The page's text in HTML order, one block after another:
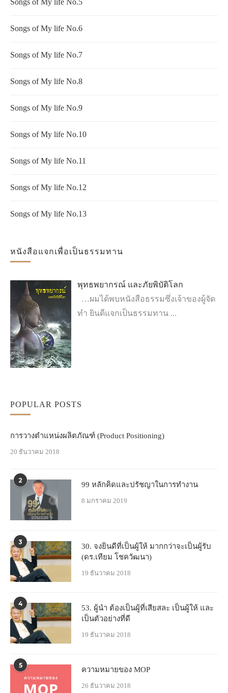
Songs of My life No.5
Songs of My life No.6
Songs of My life No.7
Songs of My life No.8
Songs of My life No.9
Songs of My life No.10
Songs of My life No.11
Songs of My life No.12
Songs of My life No.13
หนังสือแจกเพื่อเป็นธรรมทาน
พุทธพยากรณ์ และภัยพิบัติโลก
…ผมได้พบหนังสือธรรมซึ่งเจ้าของผู้จัด
ทำ ยินดีแจกเป็นธรรมทาน ...
POPULAR POSTS
การวางตำแหน่งผลิตภัณฑ์ (Product Positioning)
20 ธันวาคม 2018
2
99 หลักคิดและปรัชญาในการทำงาน
8 มกราคม 2019
3
30. จงยินดีที่เป็นผู้ให้ มากกว่าจะเป็นผู้รับ
(ดร.เทียม โชควัฒนา)
19 ธันวาคม 2018
4
53. ผู้นำ ต้องเป็นผู้ที่เสียสละ เป็นผู้ให้ และ
เป็นตัวอย่างที่ดี
19 ธันวาคม 2018
5
ความหมายของ MOP
26 ธันวาคม 2018